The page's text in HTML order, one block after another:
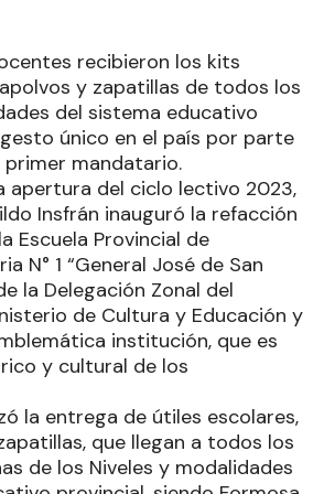
recibieron los kits
y zapatillas de todos los
del sistema educativo
único en el país por parte
mandatario.
apertura del ciclo lectivo 2023,
Insfrán inauguró la refacción
Escuela Provincial de
N° 1 “General José de San
la Delegación Zonal del
de Cultura y Educación y
institución, que es
y cultural de los
la entrega de útiles escolares,
que llegan a todos los
de los Niveles y modalidades